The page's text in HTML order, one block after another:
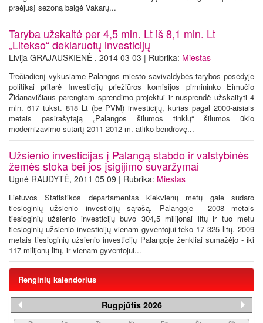
praėjusį sezoną baigė Vakarų...
Taryba užskaitė per 4,5 mln. Lt iš 8,1 mln. Lt
„Litekso“ deklaruotų investicijų
Livija GRAJAUSKIENĖ , 2014 03 03 | Rubrika: Miestas
Trečiadienį vykusiame Palangos miesto savivaldybės tarybos posėdyje
politikai pritarė Investicijų priežiūros komisijos pirmininko Eimučio
Židanavičiaus parengtam sprendimo projektui ir nusprendė užskaityti 4
mln. 617 tūkst. 818 Lt (be PVM) investicijų, kurias pagal 2000-aisiais
metais pasirašytąją „Palangos šilumos tinklų“ šilumos ūkio
modernizavimo sutartį 2011-2012 m. atliko bendrovę...
Užsienio investicijas į Palangą stabdo ir valstybinės
žemės stoka bei jos įsigijimo suvaržymai
Ugnė RAUDYTĖ, 2011 05 09 | Rubrika: Miestas
Lietuvos Statistikos departamentas kiekvienų metų gale sudaro
tiesioginių užsienio investicijų sąrašą. Palangoje 2008 metais
tiesioginių užsienio investicijų buvo 304,5 milijonai litų ir tuo metu
tiesioginių užsienio investicijų vienam gyventojui teko 17 325 litų. 2009
metais tiesioginių užsienio investicijų Palangoje ženkliai sumažėjo - iki
117 milijonų litų, ir vienam gyventojui...
Renginių kalendorius
Rugpjūtis 2026